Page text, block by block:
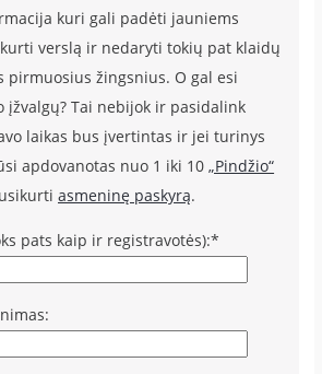
kuri gali padėti jauniems
verslą ir nedaryti tokių pat klaidų
pirmuosius žingsnius. O gal esi
įžvalgų? Tai nebijok ir pasidalink
laikas bus įvertintas ir jei turinys
apdovanotas nuo 1 iki 10„Pindžio“
asmeninę paskyrą.
pats kaip ir registravotės):*